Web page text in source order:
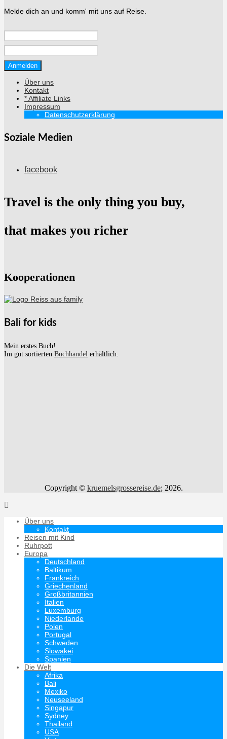
Melde dich an und komm' mit uns auf Reise.
Über uns
Kontakt
* Affiliate Links
Impressum
Datenschutzerklärung
Soziale Medien
facebook
Travel is the only thing you buy,
that makes you richer
Kooperationen
Bali for kids
Mein erstes Buch!
Im gut sortierten Buchhandel erhältlich.
Copyright © kruemelsgrossereise.de; 2026.
Über uns
Kontakt
Reisen mit Kind
Ruhrpott
Europa
Deutschland
Baltikum
Frankreich
Griechenland
Großbritannien
Italien
Luxemburg
Niederlande
Polen
Portugal
Schweden
Slowakei
Spanien
Die Welt
Afrika
Bali
Mexiko
Neuseeland
Singapur
Sydney
Thailand
USA